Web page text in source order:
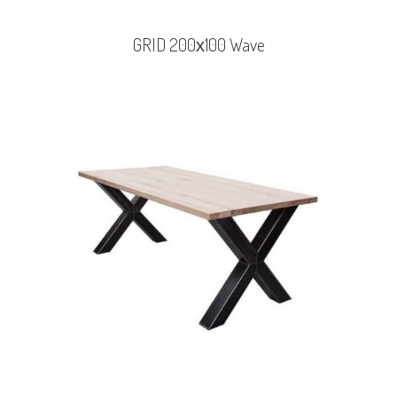
GRID 200х100 Wave